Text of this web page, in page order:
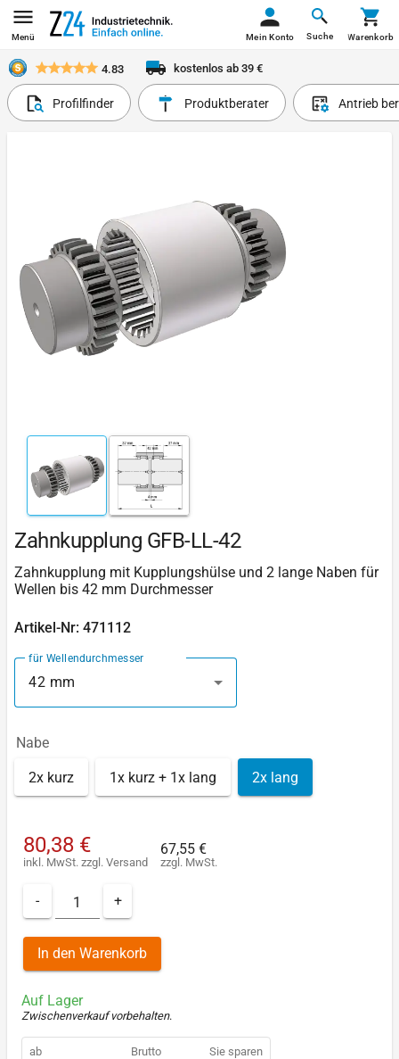
Menü Suche
Mein Konto Warenkorb
4.83 kostenlos ab 39 €
Profilfinder Produktberater Antrieb
Zahnkupplung GFB-LL-42
Zahnkupplung mit Kupplungshülse und 2 lange Naben für
Wellen bis 42 mm Durchmesser
Artikel-Nr: 471112
für Wellendurchmesser
42 mm
Nabe
2x kurz 1x kurz + 1x lang 2x lang
80,38 €
inkl. MwSt. zzgl. Versand
67,55 €
zzgl. MwSt.
- +
In den Warenkorb
Auf Lager
Zwischenverkauf vorbehalten.
ab Brutto Sie sparen